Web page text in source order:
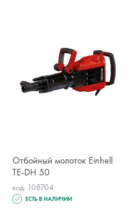
Отбойный молоток Einhell
TE-DH 50
код: 108704
ЕСТЬ В НАЛИЧИИ